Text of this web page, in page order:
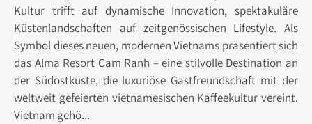
Kultur trifft auf dynamische Innovation, spektakuläre
Küstenlandschaften auf zeitgenössischen Lifestyle. Als
Symbol dieses neuen, modernen Vietnams präsentiert sich
das Alma Resort Cam Ranh – eine stilvolle Destination an
der Südostküste, die luxuriöse Gastfreundschaft mit der
weltweit gefeierten vietnamesischen Kaffeekultur vereint.
Vietnam gehö...